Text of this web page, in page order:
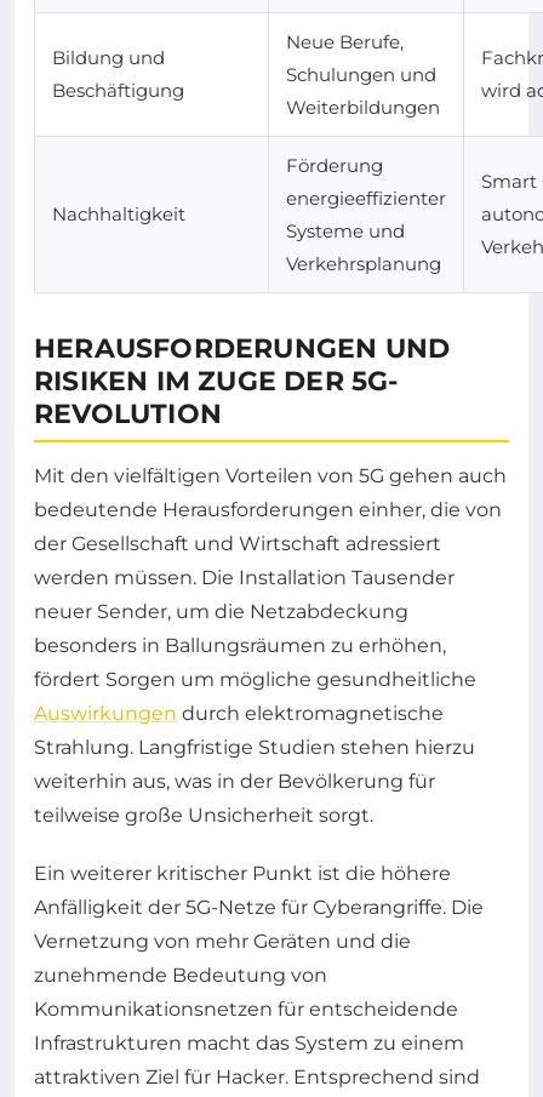
Bildung und
Beschäftigung
Neue Berufe,
Schulungen und
Weiterbildungen
wird
Nachhaltigkeit
Förderung
energieeffizienter
Systeme und
Verkehrsplanung
Smart
HERAUSFORDERUNGEN UND
RISIKEN IM ZUGE DER 5G-
REVOLUTION
Mit den vielfältigen Vorteilen von 5G gehen auch
bedeutende Herausforderungen einher, die von
der Gesellschaft und Wirtschaft adressiert
werden müssen. Die Installation Tausender
neuer Sender, um die Netzabdeckung
besonders in Ballungsräumen zu erhöhen,
fördert Sorgen um mögliche gesundheitliche
Auswirkungen durch elektromagnetische
Strahlung. Langfristige Studien stehen hierzu
weiterhin aus, was in der Bevölkerung für
teilweise große Unsicherheit sorgt.
Ein weiterer kritischer Punkt ist die höhere
Anfälligkeit der 5G-Netze für Cyberangriffe. Die
Vernetzung von mehr Geräten und die
zunehmende Bedeutung von
Kommunikationsnetzen für entscheidende
Infrastrukturen macht das System zu einem
attraktiven Ziel für Hacker. Entsprechend sind